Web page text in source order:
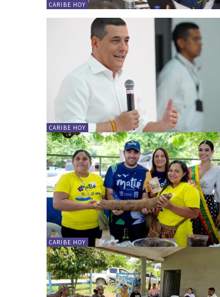
CARIBE HOY
CARIBE HOY
CARIBE HOY